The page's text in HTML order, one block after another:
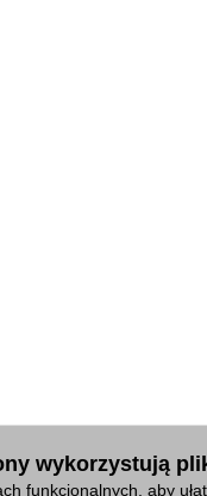
wykorzystują
funkcjonalnych, aby